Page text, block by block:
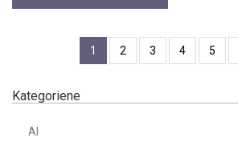
1 2 3 4 5
Kategoriene
AI